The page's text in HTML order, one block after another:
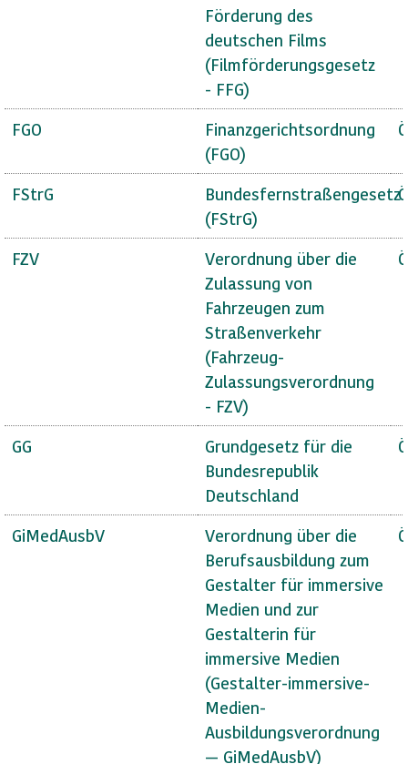
Förderung des
deutschen Films
(Filmförderungsgesetz
- FFG)
FGO
Finanzgerichtsordnung
(FGO)
FStrG
Bundesfernstraßengesetz
(FStrG)
FZV
Verordnung über die
Zulassung von
Fahrzeugen zum
Straßenverkehr
(Fahrzeug-
Zulassungsverordnung
- FZV)
GG
Grundgesetz für die
Bundesrepublik
Deutschland
GiMedAusbV
Verordnung über die
Berufsausbildung zum
Gestalter für immersive
Medien und zur
Gestalterin für
immersive Medien
(Gestalter-immersive-
Medien-
Ausbildungsverordnung
— GiMedAusbV)